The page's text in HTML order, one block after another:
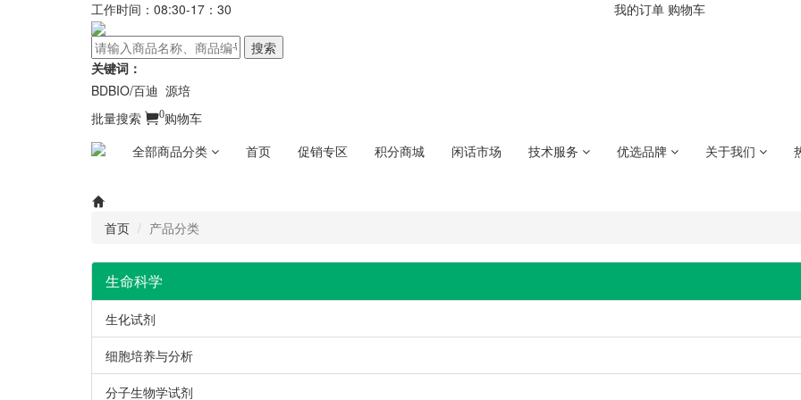
工作时间：08:30-17：30 我的订单 购物车
搜索
关键词：
BDBIO/百迪 源培
批量搜索
0购物车
全部商品分类
首页 促销专区 积分商城 闲话市场 技术服务 优选品牌 关于我们
首页 产品分类
生命科学
生化试剂
细胞培养与分析
分子生物学试剂